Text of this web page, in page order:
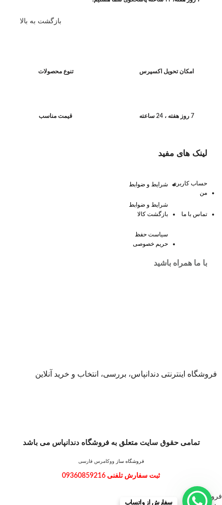
بازگشت به بالا
امکان تحویل اکسپرس تنوع محصولات
7 روز هفته ، 24 ساعته قیمت مناسب
لینک های مفید
حساب کاربری
من
تماس با ما
شرایط و ضوابط
شرایط و ضوابط
بازگشت کالا
سیاست حفظ
حریم خصوصی
با ما همراه باشید
فروشگاه اینترنتی دندانپاس، بررسی، انتخاب و خرید آنلاین
تمامی حقوق سایت متعلق به فروشگاه دندانپاس می باشد
فروشگاه ساز ووکامرس فارسی
ثبت سفارش تلفنی 09360859216
سفارش از واتساپ
فروشگاه